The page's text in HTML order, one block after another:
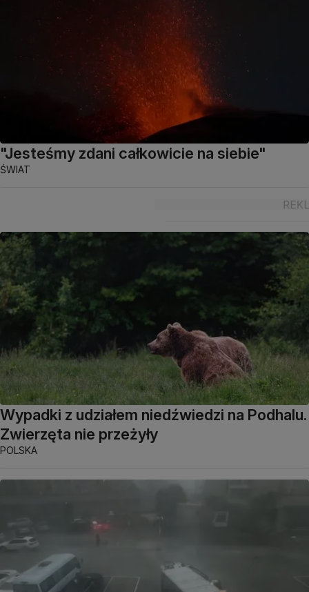
"Jesteśmy zdani całkowicie na siebie"
ŚWIAT
Wypadki z udziałem niedźwiedzi na Podhalu.
Zwierzęta nie przeżyły
POLSKA